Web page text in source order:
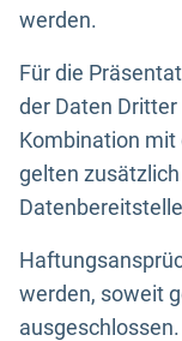
werden.
Für die
der Daten
Kombination mit
gelten
werden, soweit
ausgeschlossen.